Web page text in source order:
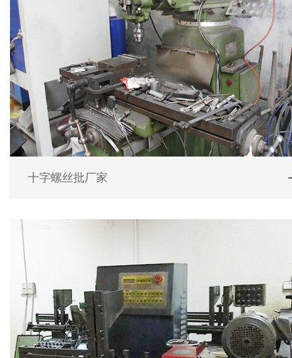
十字螺丝批厂家